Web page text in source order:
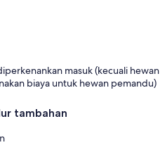
masuk (kecuali hewan
biaya untuk hewan pemandu)
tambahan